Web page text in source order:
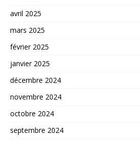
avril 2025
mars 2025
février 2025
janvier 2025
décembre 2024
novembre 2024
octobre 2024
septembre 2024